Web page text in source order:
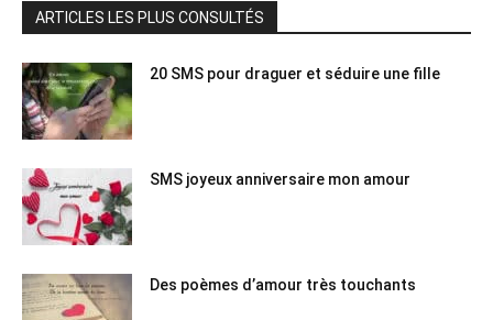
ARTICLES LES PLUS CONSULTÉS
20 SMS pour draguer et séduire une fille
SMS joyeux anniversaire mon amour
Des poèmes d’amour très touchants